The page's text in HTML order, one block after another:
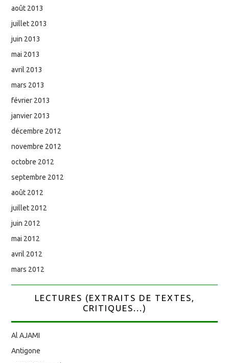
août 2013
juillet 2013
juin 2013
mai 2013
avril 2013
mars 2013
février 2013
janvier 2013
décembre 2012
novembre 2012
octobre 2012
septembre 2012
août 2012
juillet 2012
juin 2012
mai 2012
avril 2012
mars 2012
LECTURES (EXTRAITS DE TEXTES,
CRITIQUES...)
Al AJAMI
Antigone